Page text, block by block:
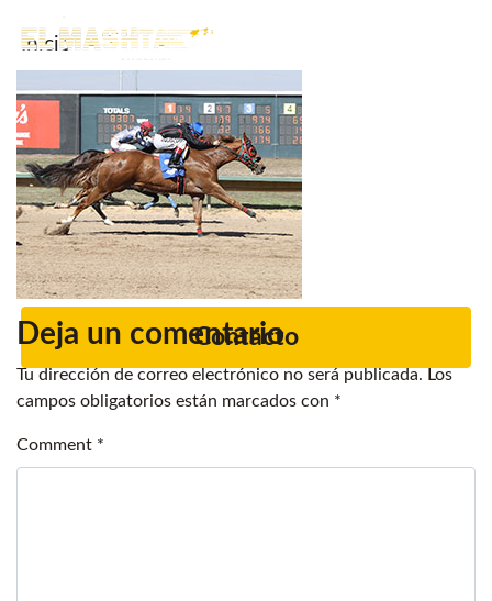
Inicio
Noticias.
Caballos en venta
Servicios
Criadero
Contacto
Main Navigation
Deja un comentario
Tu dirección de correo electrónico no será publicada. Los
campos obligatorios están marcados con *
Comment *